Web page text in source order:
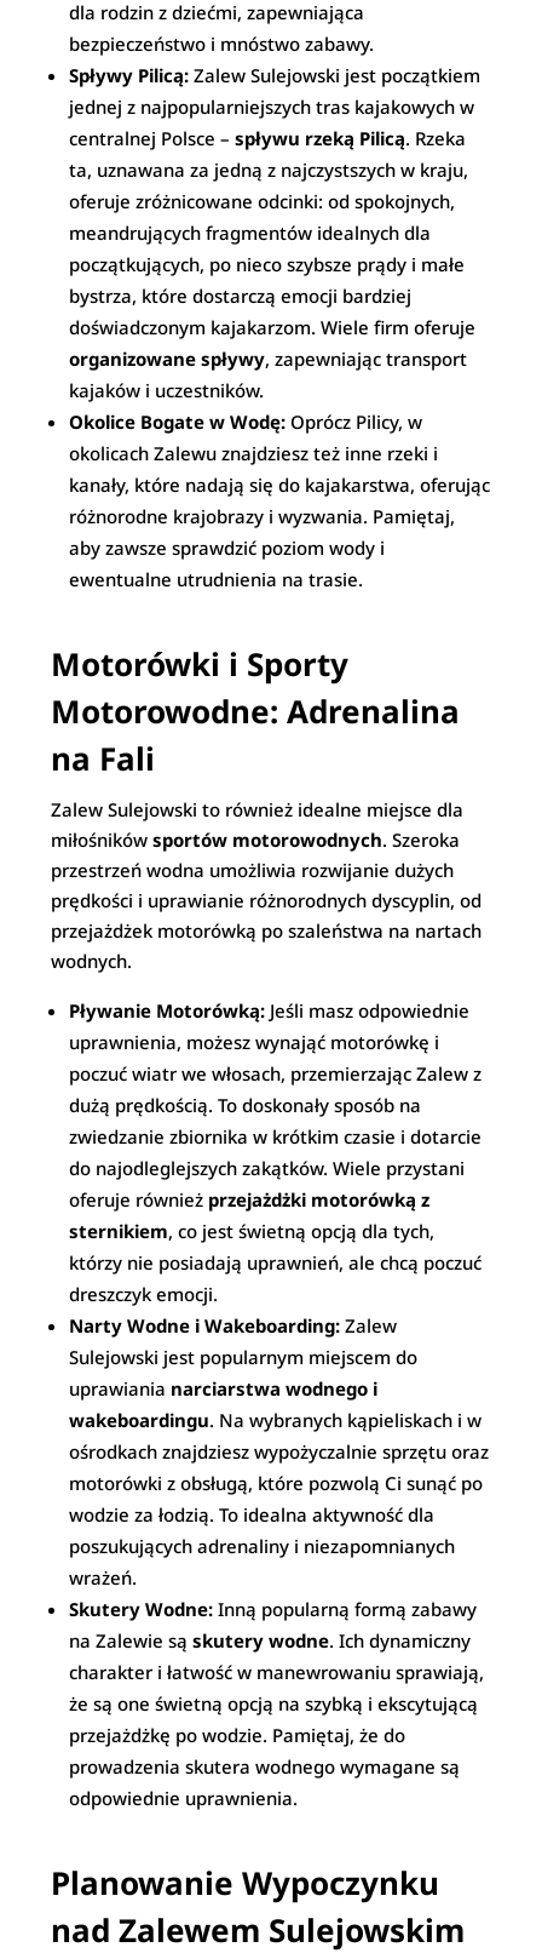
dla rodzin z dziećmi, zapewniająca
bezpieczeństwo i mnóstwo zabawy.
Spływy Pilicą: Zalew Sulejowski jest początkiem
jednej z najpopularniejszych tras kajakowych w
centralnej Polsce –spływu rzeką Pilicą. Rzeka
ta, uznawana za jedną z najczystszych w kraju,
oferuje zróżnicowane odcinki: od spokojnych,
meandrujących fragmentów idealnych dla
początkujących, po nieco szybsze prądy i małe
bystrza, które dostarczą emocji bardziej
doświadczonym kajakarzom. Wiele firm oferuje
organizowane spływy, zapewniając transport
kajaków i uczestników.
Okolice Bogate w Wodę: Oprócz Pilicy, w
okolicach Zalewu znajdziesz też inne rzeki i
kanały, które nadają się do kajakarstwa, oferując
różnorodne krajobrazy i wyzwania. Pamiętaj,
aby zawsze sprawdzić poziom wody i
ewentualne utrudnienia na trasie.
Motorówki i Sporty
Motorowodne: Adrenalina
na Fali
Zalew Sulejowski to również idealne miejsce dla
miłośnikówsportów motorowodnych. Szeroka
przestrzeń wodna umożliwia rozwijanie dużych
prędkości i uprawianie różnorodnych dyscyplin, od
przejażdżek motorówką po szaleństwa na nartach
wodnych.
Pływanie Motorówką: Jeśli masz odpowiednie
uprawnienia, możesz wynająć motorówkę i
poczuć wiatr we włosach, przemierzając Zalew z
dużą prędkością. To doskonały sposób na
zwiedzanie zbiornika w krótkim czasie i dotarcie
do najodleglejszych zakątków. Wiele przystani
oferuje również przejażdżki motorówką z
sternikiem, co jest świetną opcją dla tych,
którzy nie posiadają uprawnień, ale chcą poczuć
dreszczyk emocji.
Narty Wodne i Wakeboarding: Zalew
Sulejowski jest popularnym miejscem do
uprawiania narciarstwa wodnego i
wakeboardingu. Na wybranych kąpieliskach i w
ośrodkach znajdziesz wypożyczalnie sprzętu oraz
motorówki z obsługą, które pozwolą Ci sunąć po
wodzie za łodzią. To idealna aktywność dla
poszukujących adrenaliny i niezapomnianych
wrażeń.
Skutery Wodne: Inną popularną formą zabawy
na Zalewie sąskutery wodne. Ich dynamiczny
charakter i łatwość w manewrowaniu sprawiają,
że są one świetną opcją na szybką i ekscytującą
przejażdżkę po wodzie. Pamiętaj, że do
prowadzenia skutera wodnego wymagane są
odpowiednie uprawnienia.
Planowanie Wypoczynku
nad Zalewem Sulejowskim